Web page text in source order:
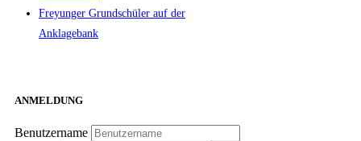
Freyunger Grundschüler auf der
Anklagebank
ANMELDUNG
Benutzername